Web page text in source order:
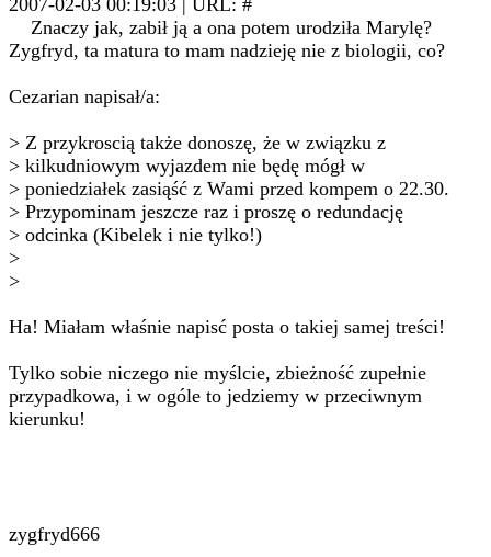
2007-02-03 00:19:03 | URL: #
Znaczy jak, zabił ją a ona potem urodziła Marylę?
Zygfryd, ta matura to mam nadzieję nie z biologii, co?
Cezarian napisał/a:
> Z przykroscią także donoszę, że w związku z
> kilkudniowym wyjazdem nie będę mógł w
> poniedziałek zasiąść z Wami przed kompem o 22.30.
> Przypominam jeszcze raz i proszę o redundację
> odcinka (Kibelek i nie tylko!)
>
>
Ha! Miałam właśnie napisć posta o takiej samej treści!
Tylko sobie niczego nie myślcie, zbieżność zupełnie
przypadkowa, i w ogóle to jedziemy w przeciwnym
kierunku!
zygfryd666